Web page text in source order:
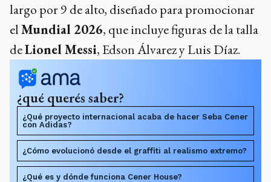
largo por 9 de alto, diseñado para promocionar
elMundial 2026, que incluye figuras de la talla
deLionel Messi, Edson Álvarez y Luis Díaz.
¿qué querés saber?
¿Qué proyecto internacional acaba de hacer Seba Cener
con Adidas?
¿Cómo evolucionó desde el graffiti al realismo extremo?
¿Qué es y dónde funciona Cener House?